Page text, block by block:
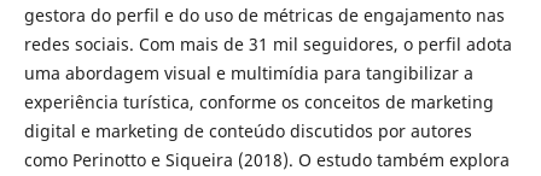
gestora do perfil e do uso de métricas de engajamento nas
redes sociais. Com mais de 31 mil seguidores, o perfil adota
uma abordagem visual e multimídia para tangibilizar a
experiência turística, conforme os conceitos de marketing
digital e marketing de conteúdo discutidos por autores
como Perinotto e Siqueira (2018). O estudo também explora